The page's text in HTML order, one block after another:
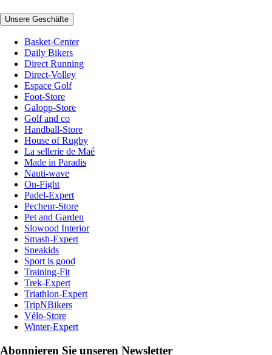
Unsere Geschäfte
Basket-Center
Daily Bikers
Direct Running
Direct-Volley
Espace Golf
Foot-Store
Galopp-Store
Golf and co
Handball-Store
House of Rugby
La sellerie de Maé
Made in Paradis
Nauti-wave
On-Fight
Padel-Expert
Pecheur-Store
Pet and Garden
Slowood Interior
Smash-Expert
Sneakids
Sport is good
Training-Fit
Trek-Expert
Triathlon-Expert
TripNBikers
Vélo-Store
Winter-Expert
Abonnieren Sie unseren Newsletter